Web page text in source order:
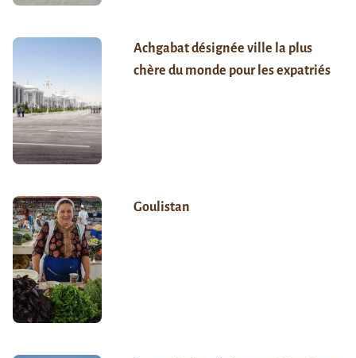
Achgabat désignée ville la plus
chère du monde pour les expatriés
Goulistan